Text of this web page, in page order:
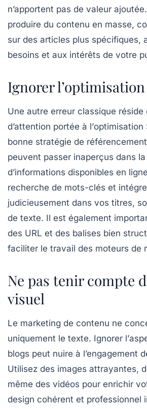
n’apportent pas de valeur
produire du contenu en masse,
sur des articles plus spécifiques,
besoins et aux intérêts de votre
Ignorer l’optimisation
Une autre erreur classique réside
d’attention portée à l’optimisation
bonne stratégie de
peuvent passer inaperçus dans
d’informations disponibles en
recherche de mots-clés et
judicieusement dans vos titres,
de texte. Il est également
des URL et des balises bien
faciliter le travail des moteurs de
Ne pas tenir compte
visuel
Le marketing de contenu ne
uniquement le texte. Ignorer l’
blogs peut nuire à l’engagement
Utilisez des images attrayantes,
même des vidéos pour enrichir
design cohérent et professionnel